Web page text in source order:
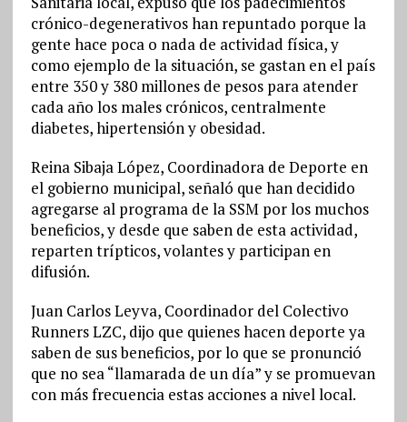
crónico-degenerativos han repuntado porque la
gente hace poca o nada de actividad física, y
como ejemplo de la situación, se gastan en el país
entre 350 y 380 millones de pesos para atender
cada año los males crónicos, centralmente
diabetes, hipertensión y obesidad.
Reina Sibaja López, Coordinadora de Deporte en
el gobierno municipal, señaló que han decidido
agregarse al programa de la SSM por los muchos
beneficios, y desde que saben de esta actividad,
reparten trípticos, volantes y participan en
difusión.
Juan Carlos Leyva, Coordinador del Colectivo
Runners LZC, dijo que quienes hacen deporte ya
saben de sus beneficios, por lo que se pronunció
que no sea “llamarada de un día” y se promuevan
con más frecuencia estas acciones a nivel local.